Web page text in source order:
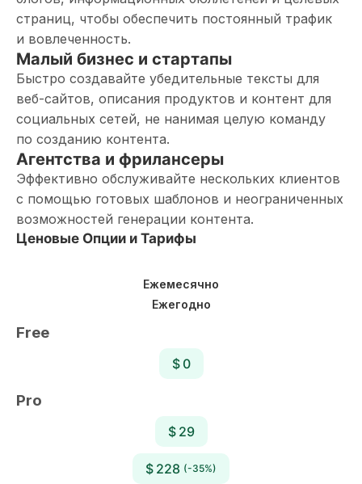
страниц, чтобы обеспечить постоянный трафик
и вовлеченность.
Малый бизнес и стартапы
Быстро создавайте убедительные тексты для
веб-сайтов, описания продуктов и контент для
социальных сетей, не нанимая целую команду
по созданию контента.
Агентства и фрилансеры
Эффективно обслуживайте нескольких клиентов
с помощью готовых шаблонов и неограниченных
возможностей генерации контента.
Ценовые Опции и Тарифы
Ежемесячно
Ежегодно
Free
$ 0
Pro
$ 29
$ 228 (-35%)